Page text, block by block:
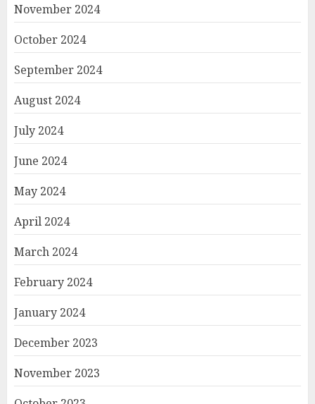
November 2024
October 2024
September 2024
August 2024
July 2024
June 2024
May 2024
April 2024
March 2024
February 2024
January 2024
December 2023
November 2023